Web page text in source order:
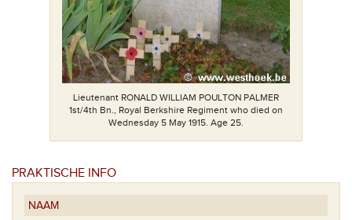
Lieutenant RONALD WILLIAM POULTON PALMER
1st/4th Bn., Royal Berkshire Regiment who died on
Wednesday 5 May 1915. Age 25.
PRAKTISCHE INFO
NAAM